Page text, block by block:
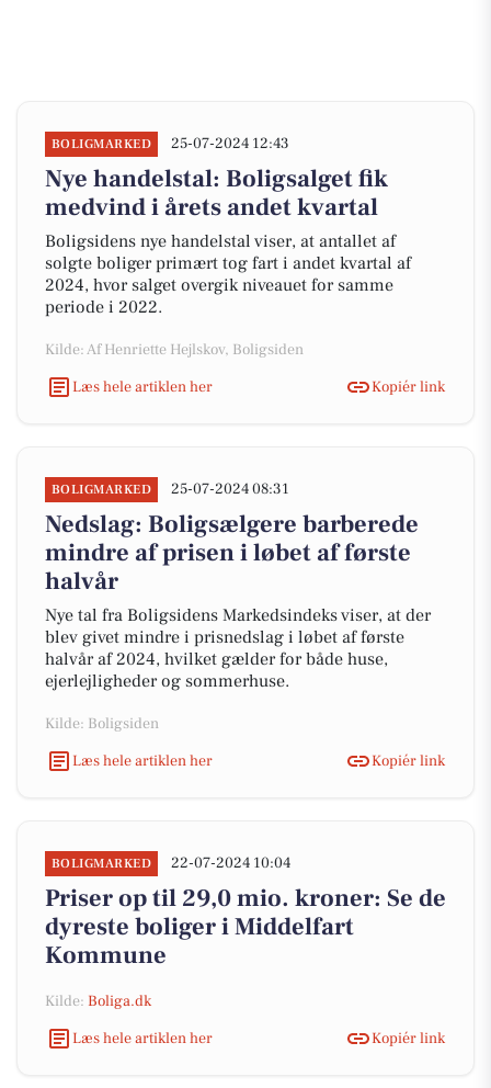
BOLIGMARKED 25-07-2024 12:43
Nye handelstal: Boligsalget fik
medvind i årets andet kvartal
Boligsidens nye handelstal viser, at antallet af
solgte boliger primært tog fart i andet kvartal af
2024, hvor salget overgik niveauet for samme
periode i 2022.
Kilde: Af Henriette Hejlskov, Boligsiden
Læs hele artiklen her
Kopiér link
BOLIGMARKED 25-07-2024 08:31
Nedslag: Boligsælgere barberede
mindre af prisen i løbet af første
halvår
Nye tal fra Boligsidens Markedsindeks viser, at der
blev givet mindre i prisnedslag i løbet af første
halvår af 2024, hvilket gælder for både huse,
ejerlejligheder og sommerhuse.
Kilde: Boligsiden
Læs hele artiklen her
Kopiér link
BOLIGMARKED 22-07-2024 10:04
Priser op til 29,0 mio. kroner: Se de
dyreste boliger i Middelfart
Kommune
Kilde: Boliga.dk
Læs hele artiklen her
Kopiér link